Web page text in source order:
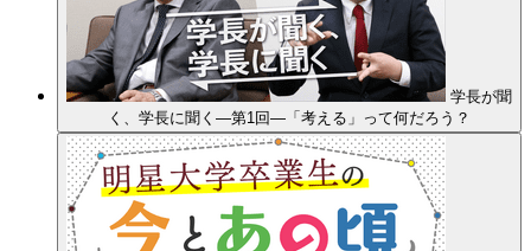
学長が聞
く、学長に聞く―第1回―「考える」って何だろう？